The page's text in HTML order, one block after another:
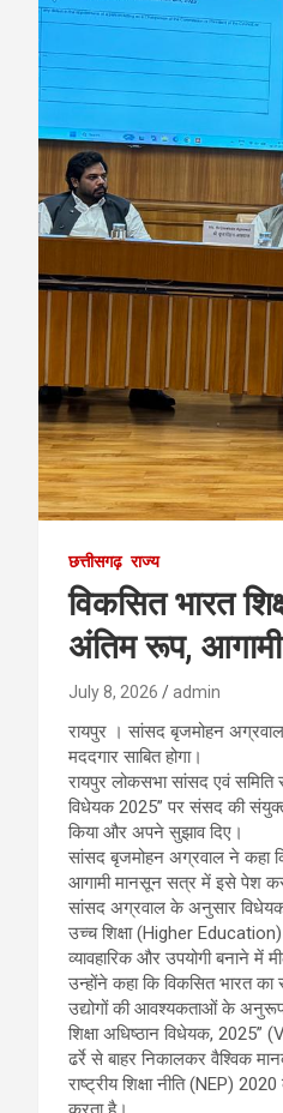
छत्तीसगढ़ राज्य
विकसित भारत
अंतिम रूप,
July 8, 2026 admin
रायपुर । सांसद बृजमोहन
मददगार साबित होगा।
रायपुर लोकसभा सांसद एवं समिति
विधेयक 2025” पर संसद की संयुक्त
किया और अपने सुझाव दिए।
सांसद बृजमोहन अग्रवाल ने कहा
आगामी मानसून सत्र में इसे पेश कर
सांसद अग्रवाल के अनुसार
उच्च शिक्षा (Higher
व्यावहारिक और उपयोगी बनाने में
उन्होंने कहा कि विकसित भारत
उद्योगों की आवश्यकताओं के
शिक्षा अधिष्ठान विधेयक,
ढर्रे से बाहर निकालकर वैश्विक
राष्ट्रीय शिक्षा नीति (NEP)